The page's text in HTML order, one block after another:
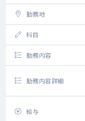
勤務地
科目
勤務内容
勤務内容詳細
給与